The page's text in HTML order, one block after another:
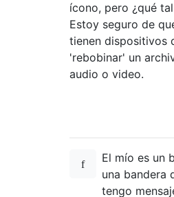
ícono, pero ¿qué
Estoy seguro de
tienen dispositivos
'rebobinar' un
audio o video.
El mío es un
una bandera
tengo